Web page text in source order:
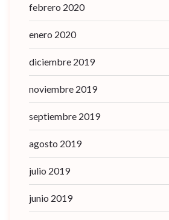
febrero 2020
enero 2020
diciembre 2019
noviembre 2019
septiembre 2019
agosto 2019
julio 2019
junio 2019